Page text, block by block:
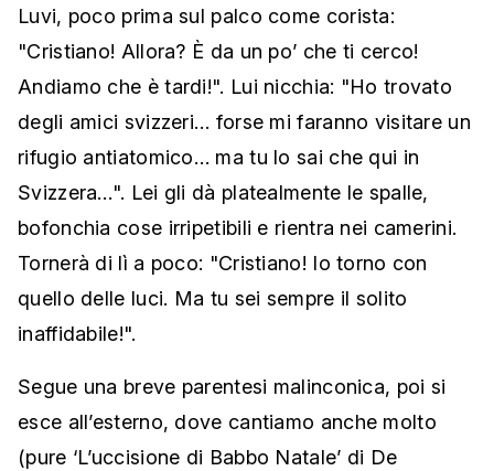
Luvi, poco prima sul palco come corista:
"Cristiano! Allora? È da un po’ che ti cerco!
Andiamo che è tardi!". Lui nicchia: "Ho trovato
degli amici svizzeri… forse mi faranno visitare un
rifugio antiatomico… ma tu lo sai che qui in
Svizzera…". Lei gli dà platealmente le spalle,
bofonchia cose irripetibili e rientra nei camerini.
Tornerà di lì a poco: "Cristiano! Io torno con
quello delle luci. Ma tu sei sempre il solito
inaffidabile!".
Segue una breve parentesi malinconica, poi si
esce all’esterno, dove cantiamo anche molto
(pure ‘L’uccisione di Babbo Natale’ di De